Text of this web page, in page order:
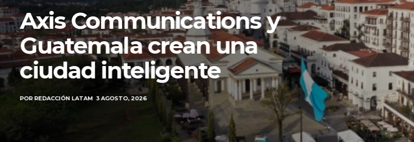
Axis Communications y
Guatemala crean una
ciudad inteligente
POR REDACCIÓN LATAM 3 AGOSTO, 2026